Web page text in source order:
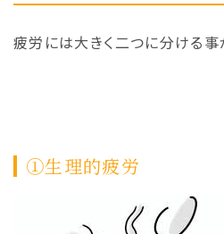
疲労には大きく二つに分ける事
①生理的疲労